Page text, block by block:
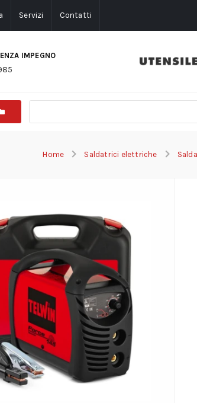
Servizi Contatti
IMPEGNO
Home Saldatrici elettriche